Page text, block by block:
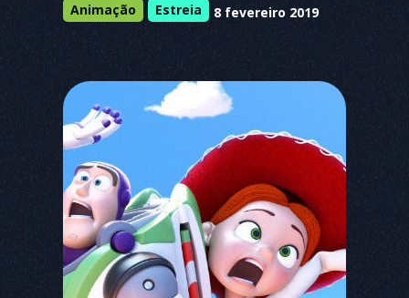
Animação Estreia 8 fevereiro 2019